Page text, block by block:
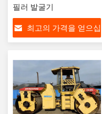
필러 발굴기
최고의 가격을 얻으십